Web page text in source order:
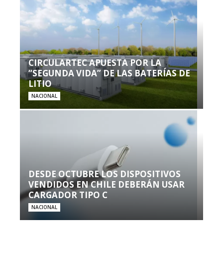
CIRCULARTEC APUESTA POR LA
“SEGUNDA VIDA” DE LAS BATERÍAS DE
LITIO
NACIONAL
DESDE OCTUBRE LOS DISPOSITIVOS
VENDIDOS EN CHILE DEBERÁN USAR
CARGADOR TIPO C
NACIONAL